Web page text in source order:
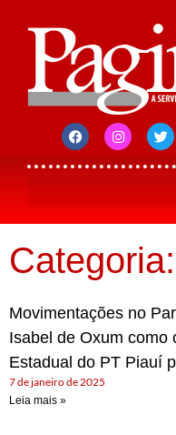
Movimentações no
Isabel de Oxum como
Estadual do PT Piauí
7 de janeiro de 2025
Leia mais »